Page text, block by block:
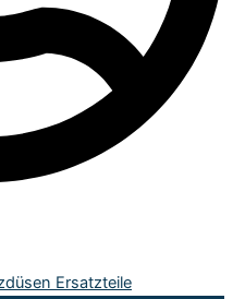
Ersatzteile